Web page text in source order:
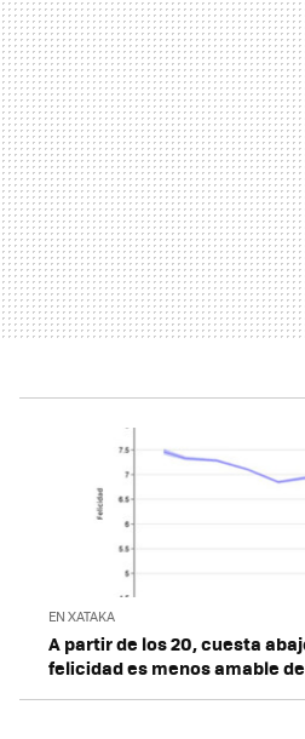
EN XATAKA
A partir de los 20, cuesta
felicidad es menos amable